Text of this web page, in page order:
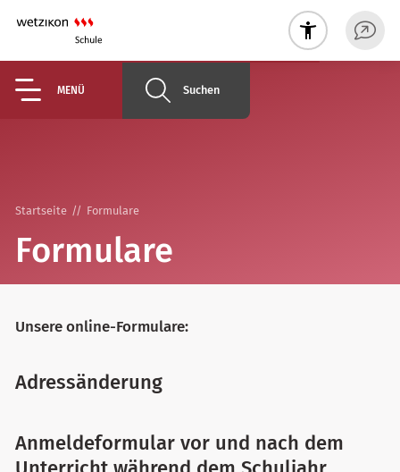
MENÜ Suchen
Startseite Formulare
Formulare
Unsere online-Formulare:
Adressänderung
Anmeldeformular vor und nach dem